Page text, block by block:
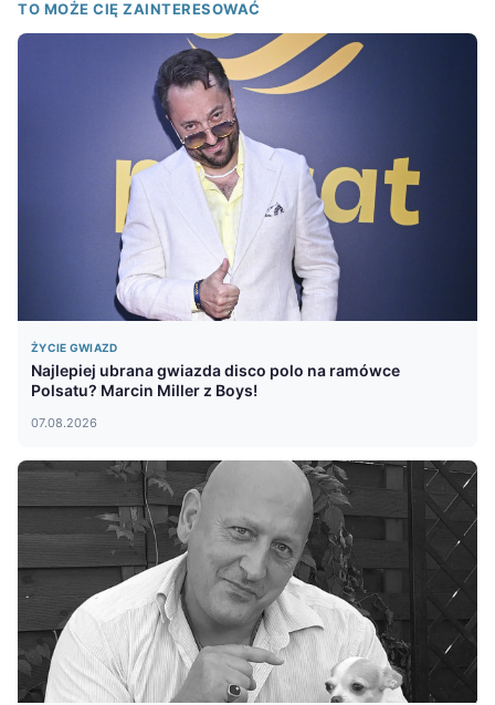
TO MOŻE CIĘ ZAINTERESOWAĆ
ŻYCIE GWIAZD
Najlepiej ubrana gwiazda disco polo na ramówce
Polsatu? Marcin Miller z Boys!
07.08.2026